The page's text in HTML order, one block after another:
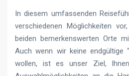
In diesem umfassenden
verschiedenen Möglichkeiten
beiden bemerkenswerten Orte
Auch wenn wir keine endgültige
wollen, ist es unser Ziel,